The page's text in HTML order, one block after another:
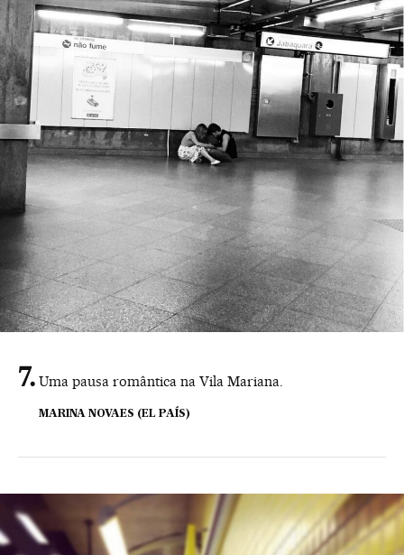
Uma pausa romântica na Vila Mariana.
MARINA NOVAES (EL PAÍS)